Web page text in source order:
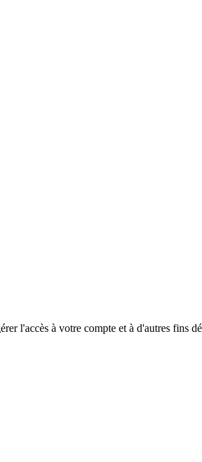
l'accès à votre compte et à d'autres fins